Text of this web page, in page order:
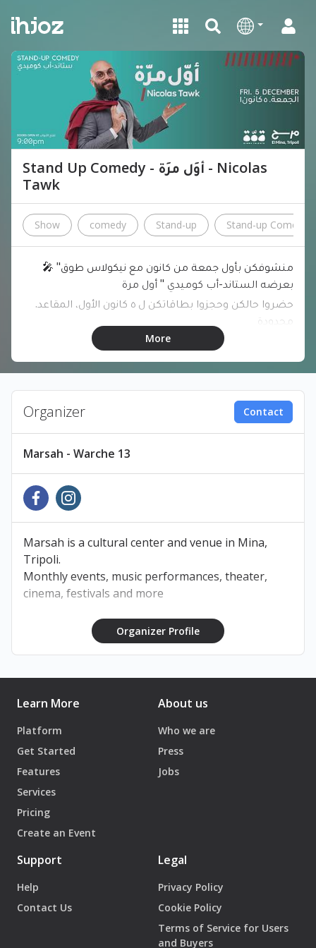
Stand Up Comedy - أوَل مرَة - Nicolas
Tawk
Show comedy Stand-up Stand-up Comedy
🎤 "منشوفكن بأول جمعة من كانون مع نيكولاس طوق
بعرضه الستاند-أب كوميدي " أول مرة
.حضروا حالكن وحجزوا بطاقاتكن ل ٥ كانون الأول، المقاعد
محدودة
🗓️الجمعة ٥ كانون الأول
More
Organizer Contact
Marsah - Warche 13
Marsah is a cultural center and venue in Mina,
Tripoli.
Monthly events, music performances, theater,
cinema, festivals and more
Organizer Profile
Learn More
Platform
Get Started
Features
Services
Pricing
Create an Event
About us
Who we are
Press
Jobs
Support
Help
Contact Us
Legal
Privacy Policy
Cookie Policy
Terms of Service for Users
and Buyers